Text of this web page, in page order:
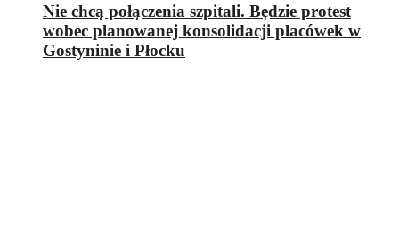
Nie chcą połączenia szpitali. Będzie protest
wobec planowanej konsolidacji placówek w
Gostyninie i Płocku